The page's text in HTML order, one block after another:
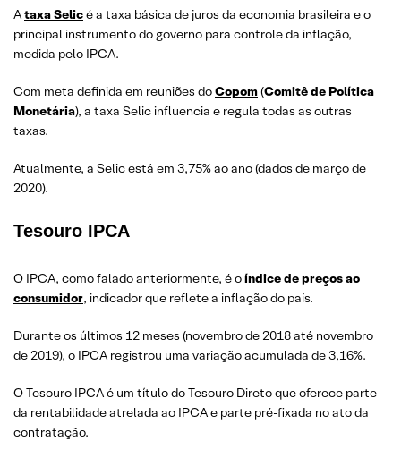
Ataxa Selicé a taxa básica de juros da economia brasileira e o
principal instrumento do governo para controle da inflação,
medida pelo IPCA.
Com meta definida em reuniões doCopom(Comitê de Política
Monetária), a taxa Selic influencia e regula todas as outras
taxas.
Atualmente, a Selic está em 3,75% ao ano (dados de março de
2020).
Tesouro IPCA
O IPCA, como falado anteriormente, é oíndice de preços ao
consumidor, indicador que reflete a inflação do país.
Durante os últimos 12 meses (novembro de 2018 até novembro
de 2019), o IPCA registrou uma variação acumulada de 3,16%.
O Tesouro IPCA é um título do Tesouro Direto que oferece parte
da rentabilidade atrelada ao IPCA e parte pré-fixada no ato da
contratação.